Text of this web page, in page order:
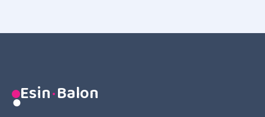
●Esin·Balon